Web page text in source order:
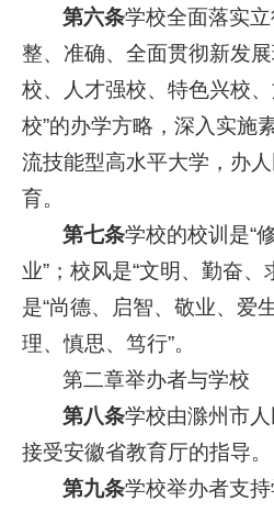
第六条学校全面落实
整、准确、全面贯彻新发
校、人才强校、特色兴校
校”的办学方略，深入实施
流技能型高水平大学，办
育。
第七条学校的校训是“
业”；校风是“文明、勤奋、
是“尚德、启智、敬业、爱
理、慎思、笃行”。
第二章举办者与学校
第八条学校由滁州市
接受安徽省教育厅的指导。
第九条学校举办者支